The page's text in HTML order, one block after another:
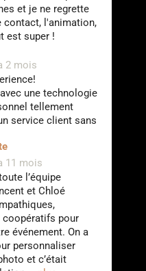
et je ne regrette
contact, l'animation,
est super !
2 mois
une technologie
tellement
service client sans
11 mois
l’équipe
et Chloé
pour
événement. On a
personnaliser
et c’était